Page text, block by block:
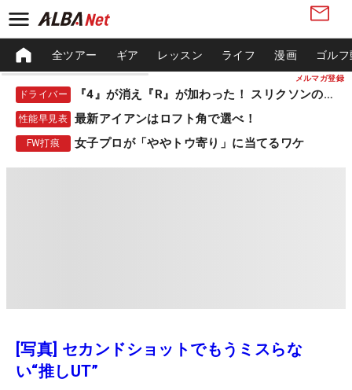
メルマガ登録
全ツアー ギア レッスン ライフ 漫画 ゴル
ドライバー 『4』が消え『R』が加わった！ スリクソンの新作
性能早見表 最新アイアンはロフト角で選べ！
FW打痕 女子プロが「ややトウ寄り」に当てるワケ
[写真] セカンドショットでもうミスらな
い“推しUT”